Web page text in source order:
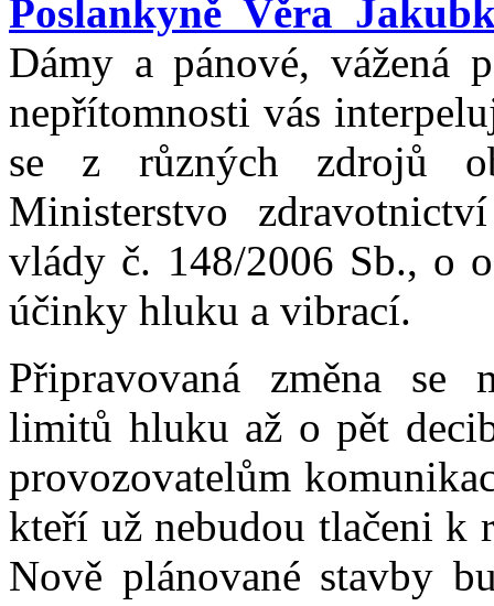
Poslankyně Věra
Dámy a pánové, vážená
nepřítomnosti vás
se z různých zdrojů
Ministerstvo
vlády č. 148/2006 Sb., o
účinky hluku a vibrací.
Připravovaná změna se
limitů hluku až o pět
provozovatelům
kteří už nebudou tlačeni k
Nově plánované stavby